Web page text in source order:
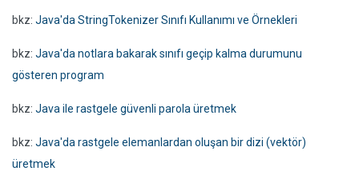
bkz: Java'da StringTokenizer Sınıfı Kullanımı ve Örnekleri
bkz: Java'da notlara bakarak sınıfı geçip kalma durumunu
gösteren program
bkz: Java ile rastgele güvenli parola üretmek
bkz: Java'da rastgele elemanlardan oluşan bir dizi (vektör)
üretmek